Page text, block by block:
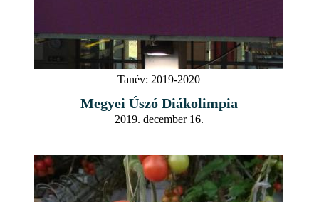
Tanév: 2019-2020
Megyei Úszó Diákolimpia
2019. december 16.